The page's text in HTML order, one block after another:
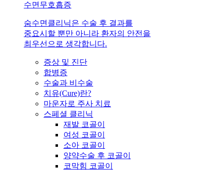
수면무호흡증
숨수면클리닉은 수술 후 결과를
중요시할 뿐만 아니라 환자의 안전을
최우선으로 생각합니다.
증상 및 진단
합병증
수술과 비수술
치유(Cure)란?
마운자로 주사 치료
스페셜 클리닉
재발 코골이
여성 코골이
소아 코골이
양약수술 후 코골이
코막힘 코골이